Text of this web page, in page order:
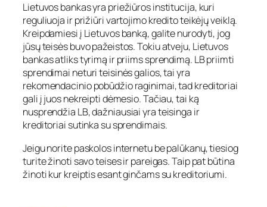
Lietuvos bankas yra priežiūros institucija, kuri
reguliuoja ir prižiūri vartojimo kredito teikėjų veiklą.
Kreipdamiesi į Lietuvos banką, galite nurodyti, jog
jūsų teisės buvo pažeistos. Tokiu atveju, Lietuvos
bankas atliks tyrimą ir priims sprendimą. LB priimti
sprendimai neturi teisinės galios, tai yra
rekomendacinio pobūdžio raginimai, tad kreditoriai
gali į juos nekreipti dėmesio. Tačiau, tai ką
nusprendžia LB, dažniausiai yra teisinga ir
kreditoriai sutinka su sprendimais.
Jeigu norite paskolos internetu be palūkanų, tiesiog
turite žinoti savo teises ir pareigas. Taip pat būtina
žinoti kur kreiptis esant ginčams su kreditoriumi.